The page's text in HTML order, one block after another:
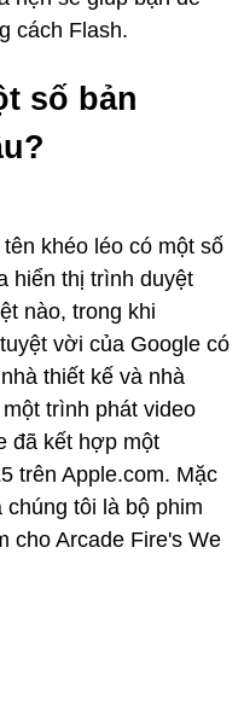
cách Flash.
số bản
khéo léo có một số
hiển thị trình duyệt
nào, trong khi
vời của Google có
thiết kế và nhà
trình phát video
đã kết hợp một
trên Apple.com. Mặc
tôi là bộ phim
cho Arcade Fire's We